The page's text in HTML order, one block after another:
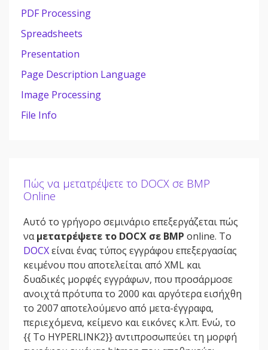
PDF Processing
Spreadsheets
Presentation
Page Description Language
Image Processing
File Info
Πώς να μετατρέψετε το DOCX σε BMP
Online
Αυτό το γρήγορο σεμινάριο επεξεργάζεται πώς
ναμετατρέψετε το DOCX σε BMP online. Το
DOCXείναι ένας τύπος εγγράφου επεξεργασίας
κειμένου που αποτελείται από XML και
δυαδικές μορφές εγγράφων, που προσάρμοσε
ανοιχτά πρότυπα το 2000 και αργότερα εισήχθη
το 2007 αποτελούμενο από μετα-έγγραφα,
περιεχόμενα, κείμενο και εικόνες κ.λπ. Ενώ, το
{{ Το HYPERLINK2}} αντιπροσωπεύει τη μορφή